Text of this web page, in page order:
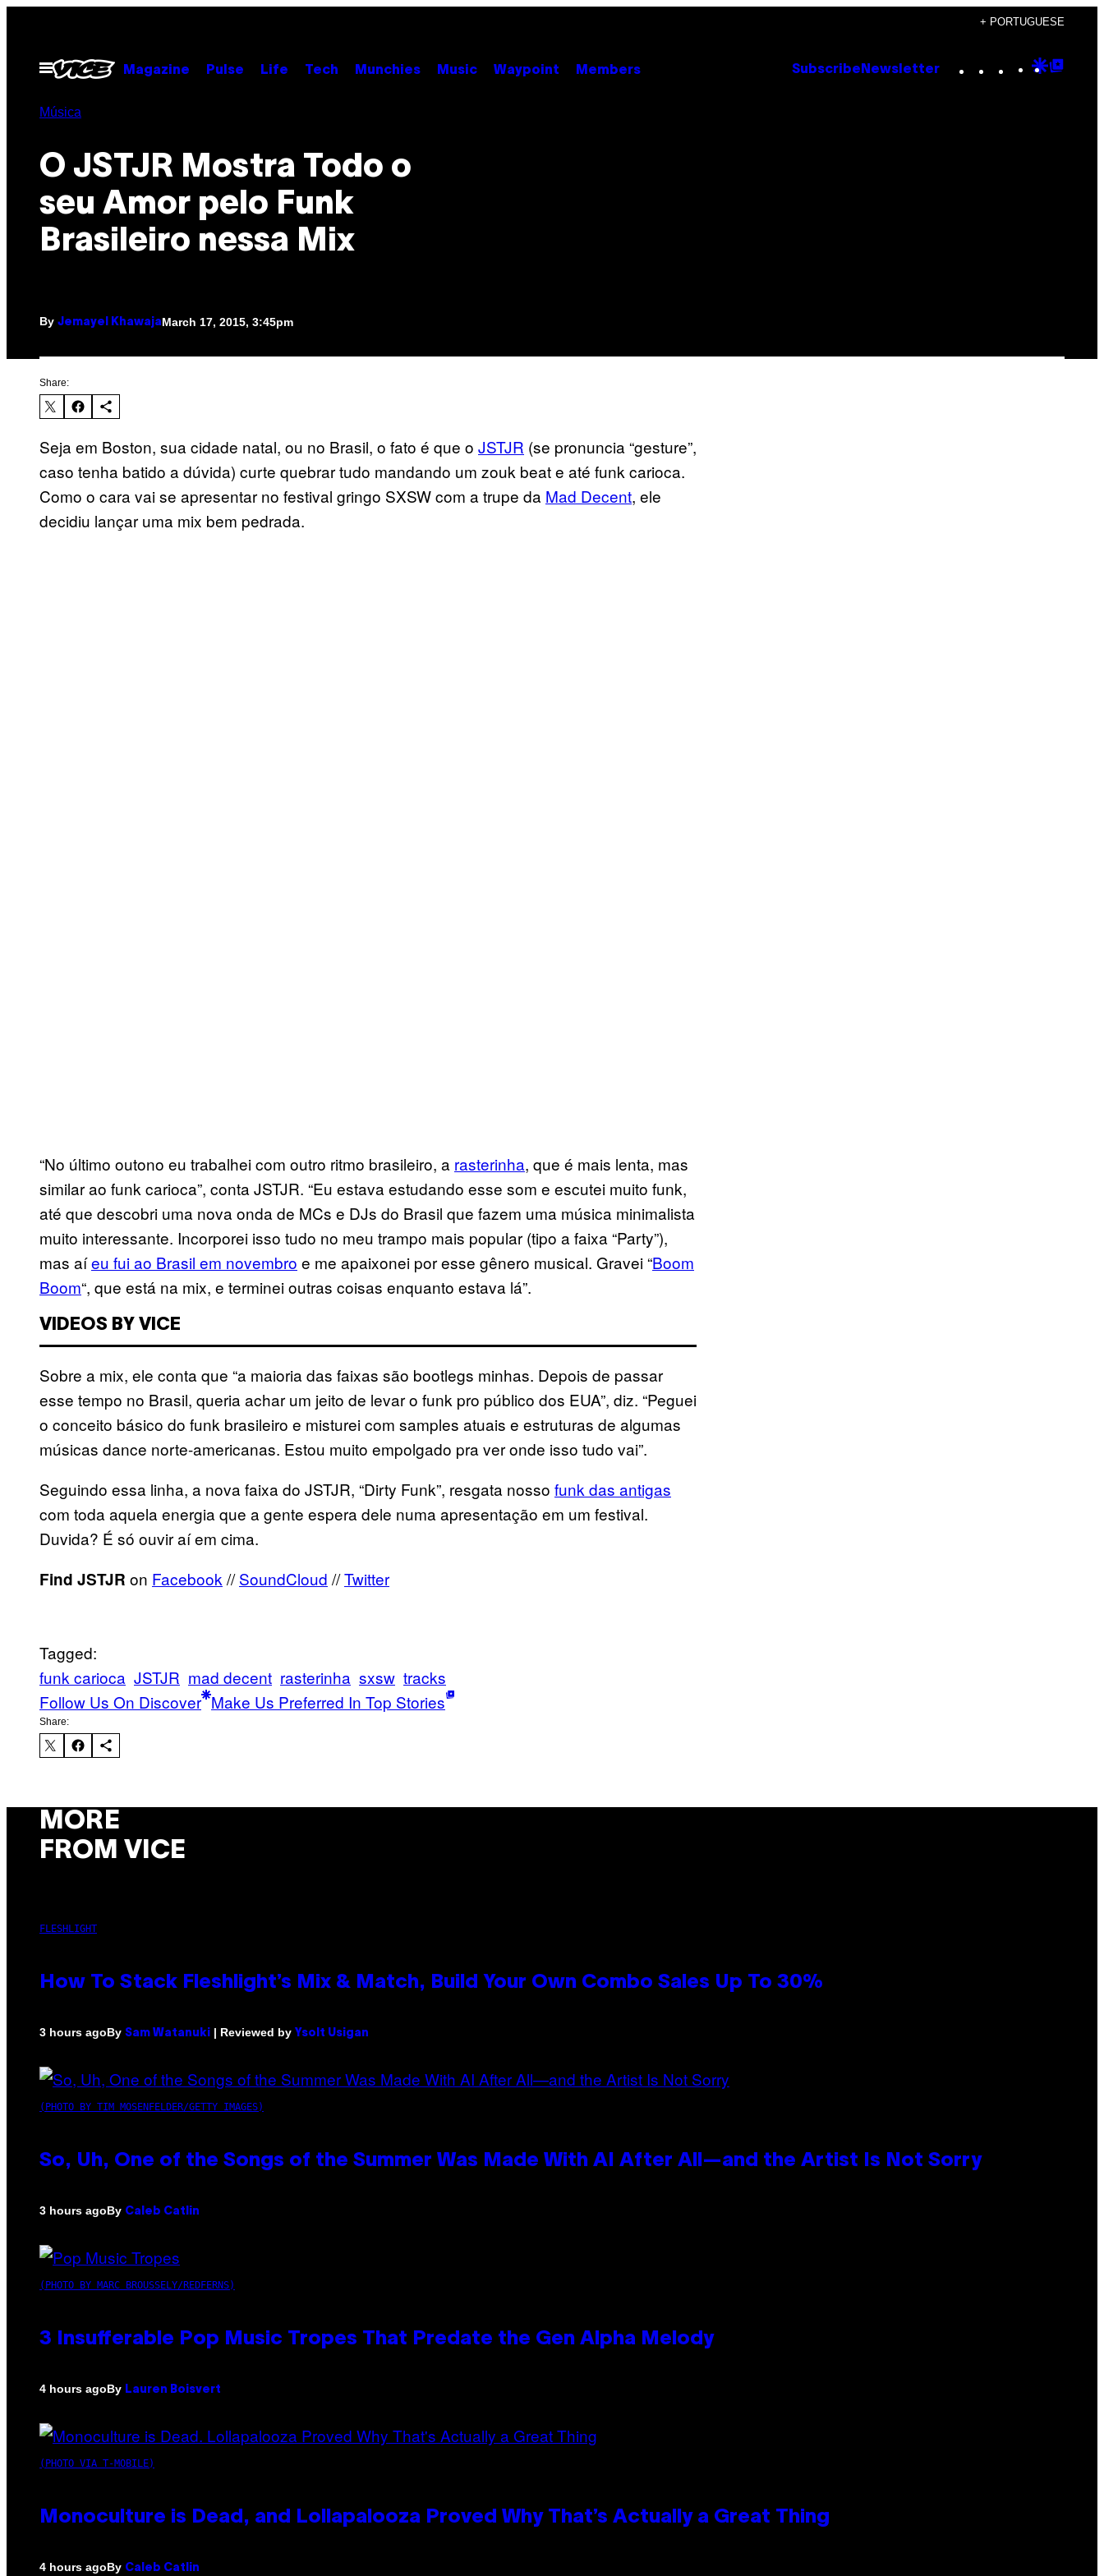
content
+ PORTUGUESE
Open
Menu
Magazine Pulse Life Tech Munchies Music Waypoint Members Subscribe Newsletter Instagram
TikTok
YouTube
Google
Música
O ​JSTJR Mostra Todo o
seu Amor pelo Funk
Brasileiro nessa Mix
By Jemayel KhawajaMarch 17, 2015, 3:45pm
Share:
Seja em Boston, sua cidade natal, ou no Brasil, o fato é que o JSTJR (se pronuncia “gesture”,
caso tenha batido a dúvida) curte quebrar tudo mandando um zouk beat e até funk carioca.
Como o cara vai se apresentar no festival gringo SXSW com a trupe da Mad Decent, ele
decidiu lançar uma mix bem pedrada.
“No último outono eu trabalhei com outro ritmo brasileiro, a rasterinha, que é mais lenta, mas
similar ao funk carioca”, conta JSTJR. “Eu estava estudando esse som e escutei muito funk,
até que descobri uma nova onda de MCs e DJs do Brasil que fazem uma música minimalista
muito interessante. Incorporei isso tudo no meu trampo mais popular (tipo a faixa “Party”),
mas aíeu fui ao Brasil em novembro e me apaixonei por esse gênero musical. Gravei “Boom
Boom“, que está na mix, e terminei outras coisas enquanto estava lá”.
VIDEOS BY VICE
Sobre a mix, ele conta que “a maioria das faixas são bootlegs minhas. Depois de passar
esse tempo no Brasil, queria achar um jeito de levar o funk pro público dos EUA”, diz. “Peguei
o conceito básico do funk brasileiro e misturei com samples atuais e estruturas de algumas
músicas dance norte-americanas. Estou muito empolgado pra ver onde isso tudo vai”.
Seguindo essa linha, a nova faixa do JSTJR, “Dirty Funk”, resgata nosso funk das antigas
com toda aquela energia que a gente espera dele numa apresentação em um festival.
Duvida? É só ouvir aí em cima.
Find JSTJR on Facebook //SoundCloud //Twitter
Tagged:
funk carioca JSTJR mad decent rasterinha sxsw tracks
Follow Us On Discover Make Us Preferred In Top Stories
Share:
MORE
FROM VICE
FLESHLIGHT
How To Stack Fleshlight’s Mix & Match, Build Your Own Combo Sales Up To 30%
3 hours agoBy Sam Watanuki | Reviewed by Ysolt Usigan
(PHOTO BY TIM MOSENFELDER/GETTY IMAGES)
So, Uh, One of the Songs of the Summer Was Made With AI After All—and the Artist Is Not Sorry
3 hours agoBy Caleb Catlin
(PHOTO BY MARC BROUSSELY/REDFERNS)
3 Insufferable Pop Music Tropes That Predate the Gen Alpha Melody
4 hours agoBy Lauren Boisvert
(PHOTO VIA T-MOBILE)
Monoculture is Dead, and Lollapalooza Proved Why That’s Actually a Great Thing
4 hours agoBy Caleb Catlin